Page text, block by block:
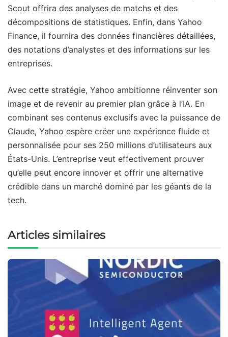
Scout offrira des analyses de matchs et des
décompositions de statistiques. Enfin, dans Yahoo
Finance, il fournira des données financières détaillées,
des notations d’analystes et des informations sur les
entreprises.
Avec cette stratégie, Yahoo ambitionne réinventer son
image et de revenir au premier plan grâce à l’IA. En
combinant ses contenus exclusifs avec la puissance de
Claude, Yahoo espère créer une expérience fluide et
personnalisée pour ses 250 millions d’utilisateurs aux
États-Unis. L’entreprise veut effectivement prouver
qu’elle peut encore innover et offrir une alternative
crédible dans un marché dominé par les géants de la
tech.
Articles similaires